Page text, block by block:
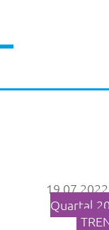
19.07.2022
Quartal